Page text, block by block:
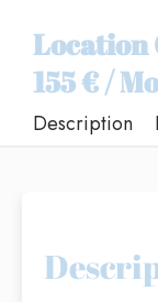
Location
155 € /
Description